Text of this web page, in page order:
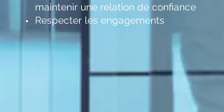
maintenir une relation de confiance
Respecter les engagements